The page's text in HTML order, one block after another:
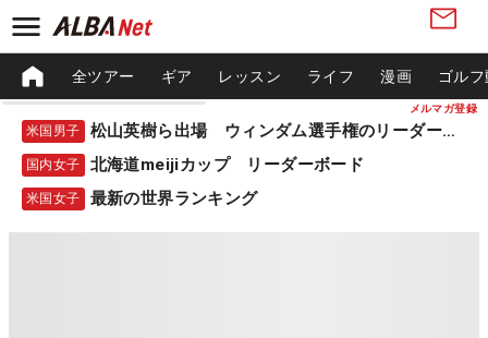
メルマガ登録
全ツアー ギア レッスン ライフ 漫画 ゴル
米国男子 松山英樹ら出場 ウィンダム選手権のリーダーボード
国内女子 北海道meijiカップ リーダーボード
米国女子 最新の世界ランキング